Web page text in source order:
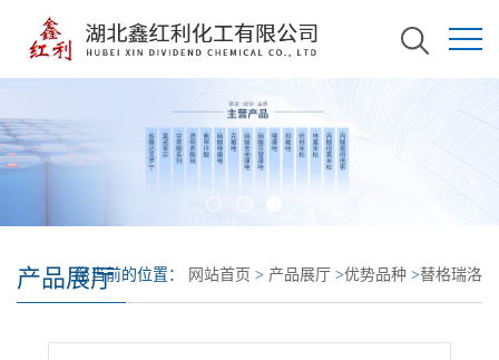
产品展厅您当前的位置： 网站首页 > 产品展厅 >优势品种 >替格瑞洛